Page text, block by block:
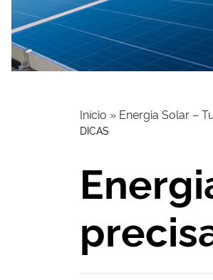
Início » Energia Solar –
DICAS